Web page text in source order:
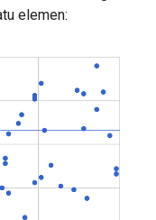
elemen: